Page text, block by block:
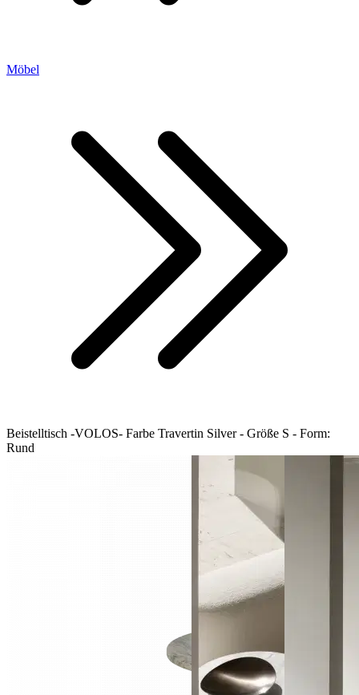
Möbel
Beistelltisch -VOLOS- Farbe Travertin Silver - Größe S - Form:
Rund